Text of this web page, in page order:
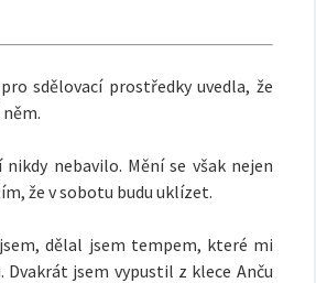
sdělovací prostředky uvedla, že
nebavilo. Mění se však nejen
že v sobotu budu uklízet.
dělal jsem tempem, které mi
jsem vypustil z klece Anču